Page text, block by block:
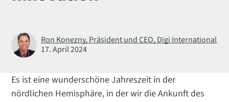
Ron Konezny, Präsident und CEO, Digi International
17. April 2024
Es ist eine wunderschöne Jahreszeit in der
nördlichen Hemisphäre, in der wir die Ankunft des